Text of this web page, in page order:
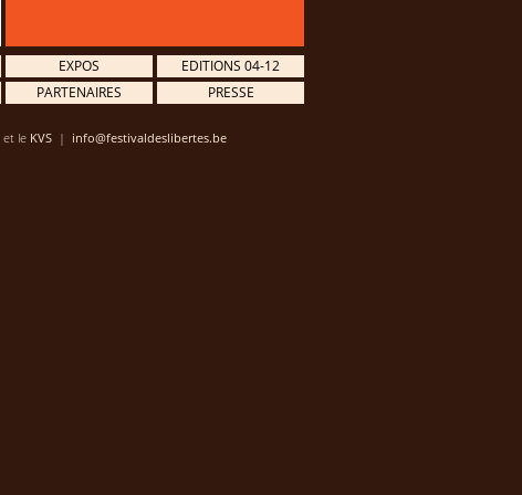
EXPOS
EDITIONS 04-12
PARTENAIRES PRESSE
et le KVS | info@festivaldeslibertes.be